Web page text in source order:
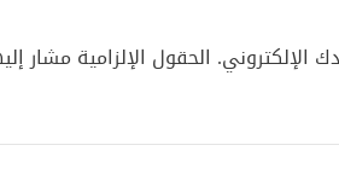
الإلكتروني. الحقول الإلزامية مشار